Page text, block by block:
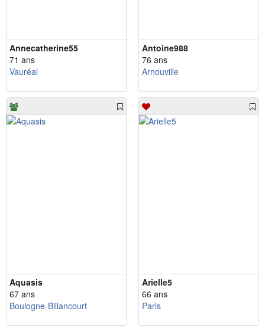
Annecatherine55
71 ans
Vauréal
Antoine988
76 ans
Arnouville
Aquasis
67 ans
Boulogne-Billancourt
Arielle5
66 ans
Paris